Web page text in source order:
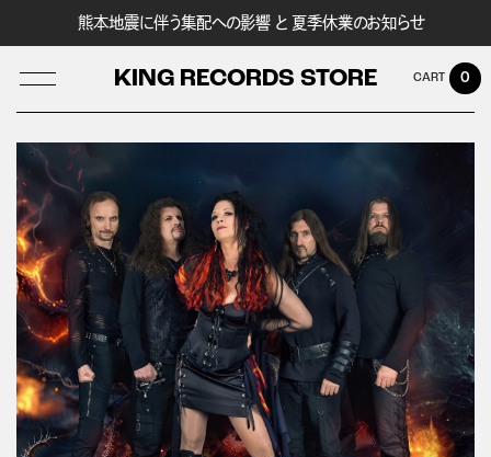
熊本地震に伴う集配への影響 と 夏季休業のお知らせ
KING RECORDS STORE
LOG IN
0